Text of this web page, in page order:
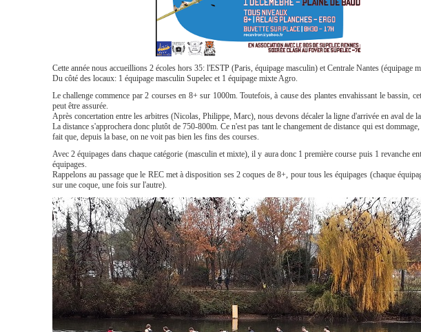
Cette année nous accueillions 2 écoles hors 35: l'ESTP (Paris, équipage masculin) et Centrale Nantes (équipage
Du côté des locaux: 1 équipage masculin Supelec et 1 équipage mixte Agro.
Le challenge commence par 2 courses en 8+ sur 1000m. Toutefois, à cause des plantes envahissant le bassin,
peut être assurée.
Après concertation entre les arbitres (Nicolas, Philippe, Marc), nous devons décaler la ligne d'arrivée en aval de la
La distance s'approchera donc plutôt de 750-800m. Ce n'est pas tant le changement de distance qui est
fait que, depuis la base, on ne voit pas bien les fins des courses.
Avec 2 équipages dans chaque catégorie (masculin et mixte), il y aura donc 1 première course puis 1 revanche
équipages.
Rappelons au passage que le REC met à disposition ses 2 coques de 8+, pour tous les équipages (chaque
sur une coque, une fois sur l'autre).